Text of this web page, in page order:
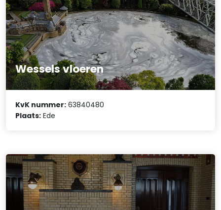
Wessels vloeren
KvK nummer: 63840480
Plaats: Ede